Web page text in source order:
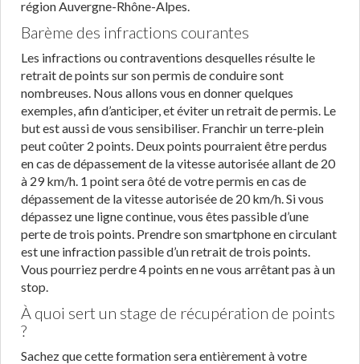
région Auvergne-Rhône-Alpes.
Barème des infractions courantes
Les infractions ou contraventions desquelles résulte le
retrait de points sur son permis de conduire sont
nombreuses. Nous allons vous en donner quelques
exemples, afin d’anticiper, et éviter un retrait de permis. Le
but est aussi de vous sensibiliser. Franchir un terre-plein
peut coûter 2 points. Deux points pourraient être perdus
en cas de dépassement de la vitesse autorisée allant de 20
à 29 km/h. 1 point sera ôté de votre permis en cas de
dépassement de la vitesse autorisée de 20 km/h. Si vous
dépassez une ligne continue, vous êtes passible d’une
perte de trois points. Prendre son smartphone en circulant
est une infraction passible d’un retrait de trois points.
Vous pourriez perdre 4 points en ne vous arrêtant pas à un
stop.
À quoi sert un stage de récupération de points
?
Sachez que cette formation sera entièrement à votre